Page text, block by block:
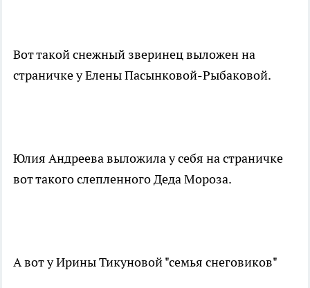
Вот такой снежный зверинец выложен на
страничке у Елены Пасынковой-Рыбаковой.
Юлия Андреева выложила у себя на страничке
вот такого слепленного Деда Мороза.
А вот у Ирины Тикуновой "семья снеговиков"